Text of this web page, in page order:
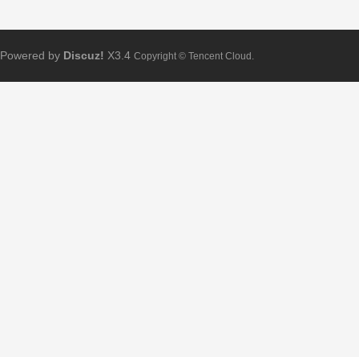
Powered by Discuz! X3.4 Copyright © Tencent Cloud.